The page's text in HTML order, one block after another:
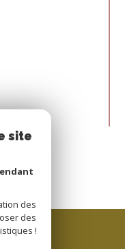
sur
site
des
des
!